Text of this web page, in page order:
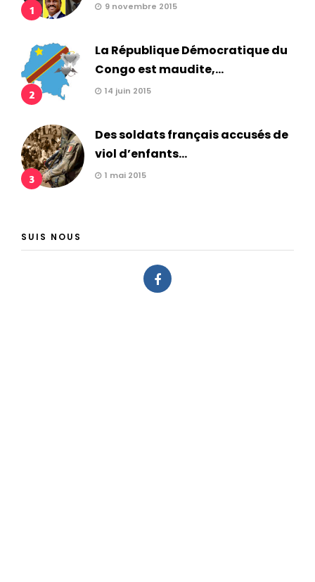
1 9 novembre 2015
2
La République Démocratique du
Congo est maudite,...
14 juin 2015
3
Des soldats français accusés de
viol d’enfants...
1 mai 2015
SUIS NOUS